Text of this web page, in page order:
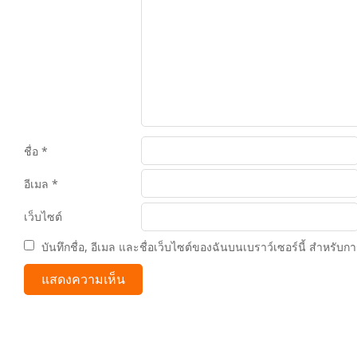
ชื่อ *
อีเมล *
เว็บไซต์
บันทึกชื่อ, อีเมล และชื่อเว็บไซต์ของฉันบนเบราว์เซอร์นี้ สำหรับก